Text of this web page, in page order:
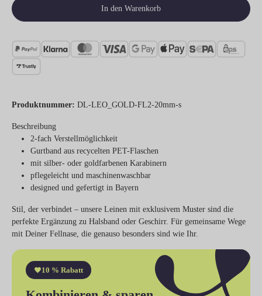
In den Warenkorb
Produktnummer: DL-LEO_GOLD-FL2-20mm-s
Beschreibung
2-fach Verstellmöglichkeit
Gurtband aus recycelten PET-Flaschen
mit silber- oder goldfarbenen Karabinern
pflegeleicht und maschinenwaschbar
designed und gefertigt in Bayern
Stil, der verbindet – unsere Leinen mit exklusivem Muster sind die
perfekte Ergänzung zu Halsband oder Geschirr. Für gemeinsame Wege
mit Deiner Fellnase, die genauso besonders sind wie Ihr.
10 % Rabatt